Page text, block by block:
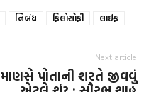
નિબંધ ફિલોસોફી લાઈફ
Next article
માણસે પોતાની શરતે જીવવું